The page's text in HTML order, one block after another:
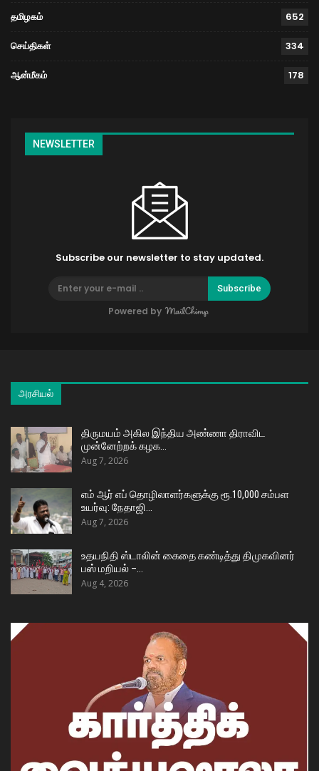
தமிழகம் 652
செய்திகள் 334
ஆன்மீகம் 178
NEWSLETTER
Subscribe our newsletter to stay updated.
Subscribe
Powered by
அரசியல்
திருமயம் அகில இந்திய அண்ணா திராவிட
முன்னேற்றக் கழக…
Aug 7, 2026
எம் ஆர் எப் தொழிலாளர்களுக்கு ரூ.10,000 சம்பள
உயர்வு: நேதாஜி…
Aug 7, 2026
உதயநிதி ஸ்டாலின் கைதை கண்டித்து திமுகவினர்
பஸ் மறியல் –…
Aug 4, 2026